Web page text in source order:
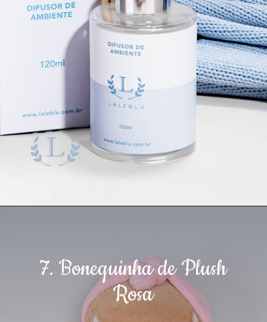
7. Bonequinha de Plush
Rosa